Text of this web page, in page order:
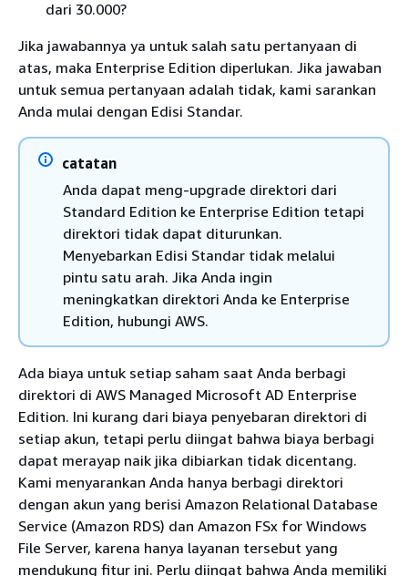
dari 30.000?
Jika jawabannya ya untuk salah satu pertanyaan di
atas, maka Enterprise Edition diperlukan. Jika jawaban
untuk semua pertanyaan adalah tidak, kami sarankan
Anda mulai dengan Edisi Standar.
catatan
Anda dapat meng-upgrade direktori dari
Standard Edition ke Enterprise Edition tetapi
direktori tidak dapat diturunkan.
Menyebarkan Edisi Standar tidak melalui
pintu satu arah. Jika Anda ingin
meningkatkan direktori Anda ke Enterprise
Edition, hubungi AWS.
Ada biaya untuk setiap saham saat Anda berbagi
direktori di AWS Managed Microsoft AD Enterprise
Edition. Ini kurang dari biaya penyebaran direktori di
setiap akun, tetapi perlu diingat bahwa biaya berbagi
dapat merayap naik jika dibiarkan tidak dicentang.
Kami menyarankan Anda hanya berbagi direktori
dengan akun yang berisi Amazon Relational Database
Service (Amazon RDS) dan Amazon FSx for Windows
File Server, karena hanya layanan tersebut yang
mendukung fitur ini. Perlu diingat bahwa Anda memiliki